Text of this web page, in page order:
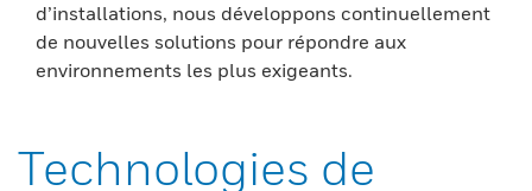
d’installations, nous développons continuellement
de nouvelles solutions pour répondre aux
environnements les plus exigeants.
Technologies de